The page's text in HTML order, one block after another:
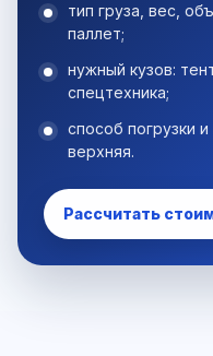
тип груза, вес,
паллет;
нужный кузов:
спецтехника;
способ погрузки
верхняя.
Рассчитать